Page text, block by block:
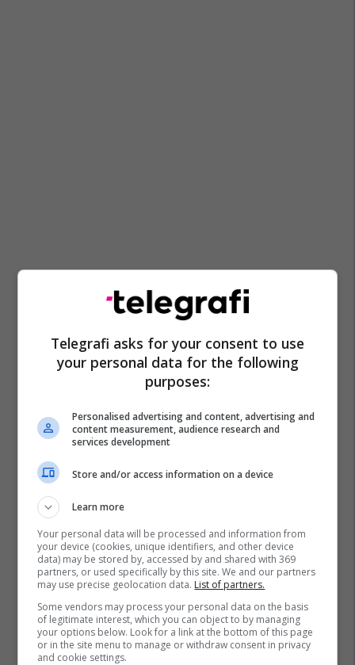
Telegrafi asks for your consent to use
your personal data for the following
purposes:
Personalised advertising and content, advertising and
content measurement, audience research and
services development
Store and/or access information on a device
Learn more
Your personal data will be processed and information from
your device (cookies, unique identifiers, and other device
data) may be stored by, accessed by and shared with 369
partners, or used specifically by this site. We and our partners
may use precise geolocation data. List of partners.
Some vendors may process your personal data on the basis
of legitimate interest, which you can object to by managing
your options below. Look for a link at the bottom of this page
or in the site menu to manage or withdraw consent in privacy
and cookie settings.